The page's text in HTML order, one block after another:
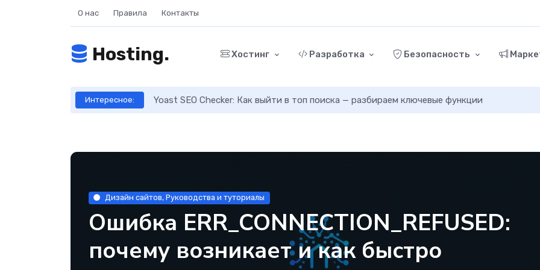
О нас Правила Контакты
Hosting. Хостинг Разработка Безопасность
Интересное: Yoast SEO Checker: Как выйти в топ поиска — разбираем ключевые функции
Дизайн сайтов, Руководства и туториалы
Ошибка ERR_CONNECTION_REFUSED:
почему возникает и как быстро